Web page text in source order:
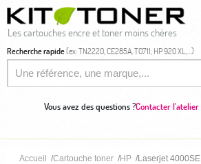
Les cartouches encre et toner moins chères
Recherche rapide(ex: TN2220, CE285A, T0711, HP 920 XL,...)
Vous avez des questions ?Contacter l'atelier
Accueil Cartouche toner HP Laserjet 4000SE